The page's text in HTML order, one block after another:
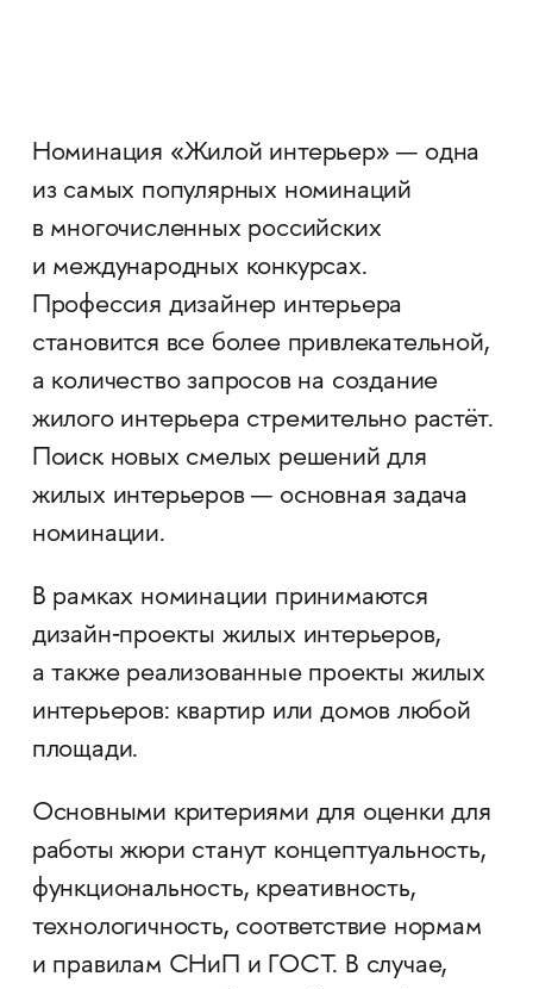
Номинация «Жилой интерьер» — одна
из самых популярных номинаций
в многочисленных российских
и международных конкурсах.
Профессия дизайнер интерьера
становится все более привлекательной,
а количество запросов на создание
жилого интерьера стремительно растёт.
Поиск новых смелых решений для
жилых интерьеров — основная задача
номинации.
В рамках номинации принимаются
дизайн‐проекты жилых интерьеров,
а также реализованные проекты жилых
интерьеров: квартир или домов любой
площади.
Основными критериями для оценки для
работы жюри станут концептуальность,
функциональность, креативность,
технологичность, соответствие нормам
и правилам СНиП и ГОСТ. В случае,